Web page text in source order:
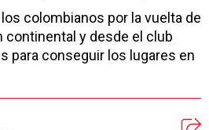
colombianos por la vuelta de
continental y desde el club
para conseguir los lugares en